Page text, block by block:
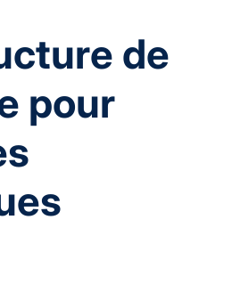
de
pour